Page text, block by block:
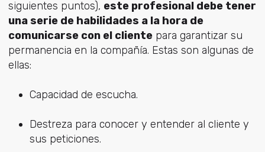
siguientes puntos), este profesional debe tener
una serie de habilidades a la hora de
comunicarse con el clientepara garantizar su
permanencia en la compañía. Estas son algunas de
ellas:
Capacidad de escucha.
Destreza para conocer y entender al cliente y
sus peticiones.